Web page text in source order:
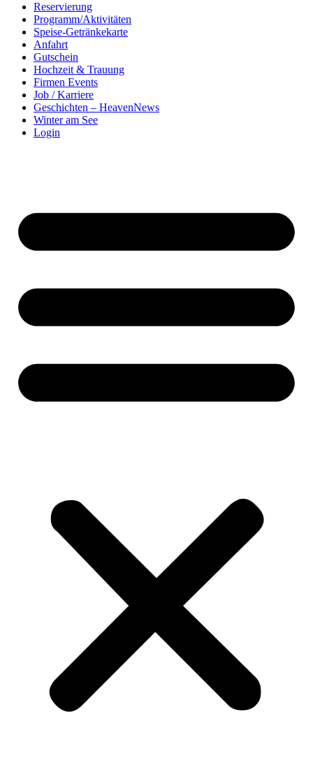
Reservierung
Programm/Aktivitäten
Speise-Getränkekarte
Anfahrt
Gutschein
Hochzeit & Trauung
Firmen Events
Job / Karriere
Geschichten – HeavenNews
Winter am See
Login